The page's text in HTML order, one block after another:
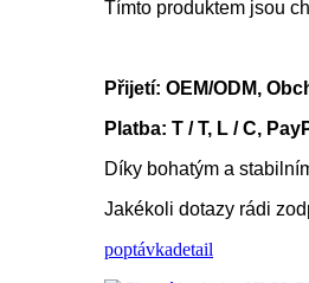
Tímto produktem jsou
Přijetí: OEM/ODM,
Platba: T / T, L / C,
Díky bohatým a
Jakékoli dotazy rádi
poptávkadetail